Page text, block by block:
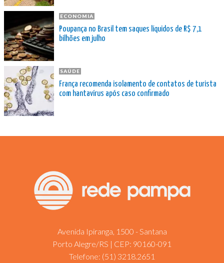
ECONOMIA
Poupança no Brasil tem saques líquidos de R$ 7,1
bilhões em julho
SAÚDE
França recomenda isolamento de contatos de turista
com hantavírus após caso confirmado
Avenida Ipiranga, 1500 - Santana
Porto Alegre/RS | CEP: 90160-091
Telefone: (51) 3218.2651